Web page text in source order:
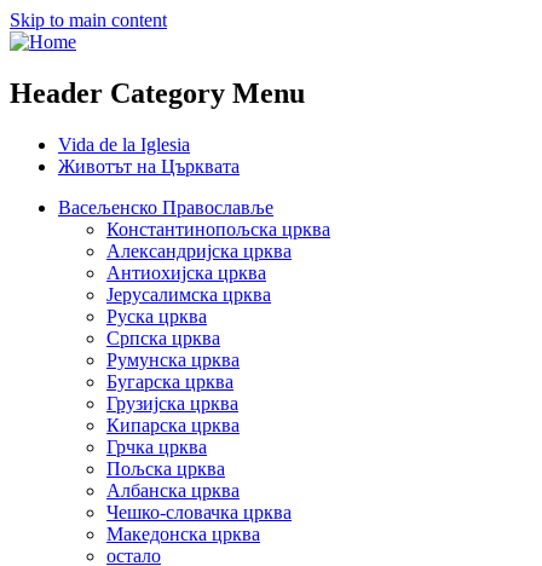
Skip to main content
Header Category Menu
Vida de la Iglesia
Животът на Църквата
Васељенско Православље
Константинопољска црква
Александријска црква
Антиохијска црква
Јерусалимска црква
Руска црква
Српска црква
Румунска црква
Бугарска црква
Грузијска црква
Кипарска црква
Грчка црква
Пољска црква
Албанска црква
Чешко-словачка црква
Македонска црква
остало